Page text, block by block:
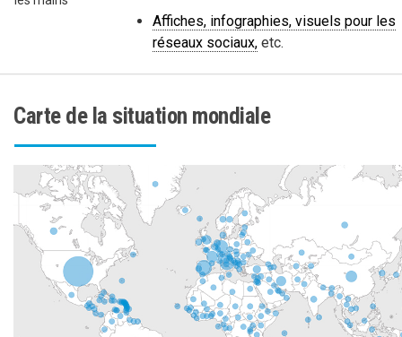
Affiches, infographies, visuels pour les
réseaux sociaux,etc.
Carte de la situation mondiale